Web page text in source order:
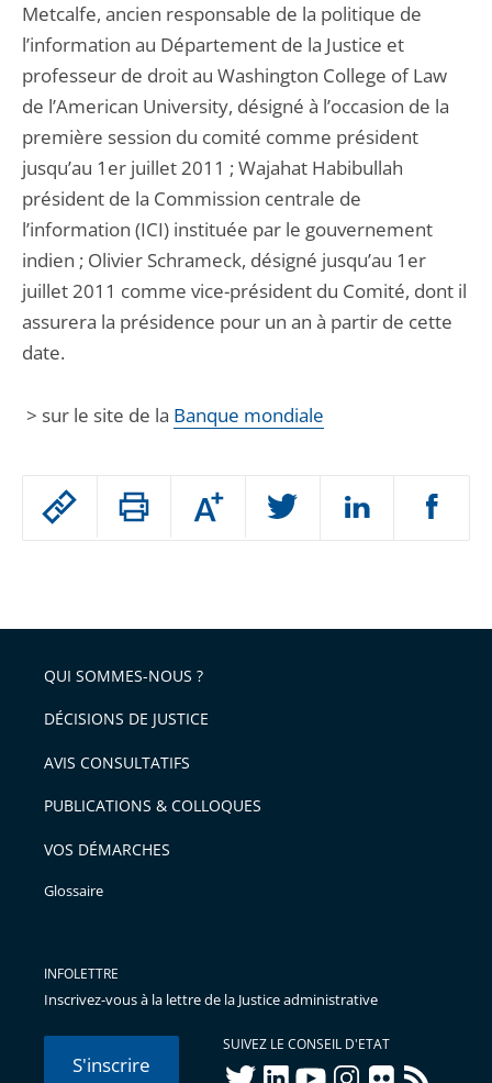
Passer
arriver
après
Augmenter
ou
l'article
pour
avant
Metcalfe, ancien responsable de la politique de
l’information au Département de la Justice et
professeur de droit au Washington College of Law
de l’American University, désigné à l’occasion de la
première session du comité comme président
jusqu’au 1er juillet 2011 ; Wajahat Habibullah
président de la Commission centrale de
l’information (ICI) instituée par le gouvernement
indien ; Olivier Schrameck, désigné jusqu’au 1er
juillet 2011 comme vice-président du Comité, dont il
assurera la présidence pour un an à partir de cette
date.
> sur le site de la Banque mondiale
QUI SOMMES-NOUS ?
DÉCISIONS DE JUSTICE
AVIS CONSULTATIFS
PUBLICATIONS & COLLOQUES
VOS DÉMARCHES
Glossaire
INFOLETTRE
Inscrivez-vous à la lettre de la Justice administrative
S'inscrire
SUIVEZ LE CONSEIL D'ETAT
twitterlinkedInyoutubeinstagram
flickr rss